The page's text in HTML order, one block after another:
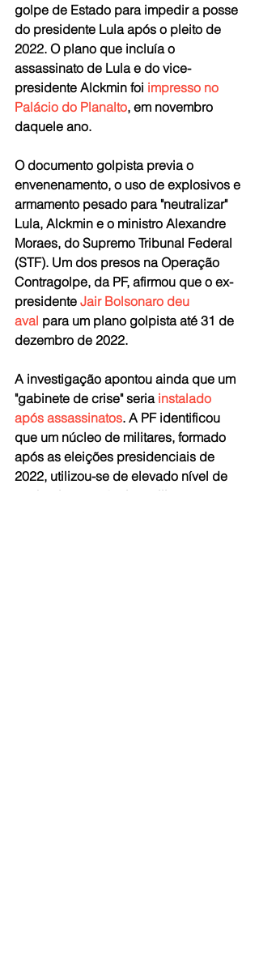
golpe de Estado para impedir a posse
do presidente Lula após o pleito de
2022. O plano que incluía o
assassinato de Lula e do vice-
presidente Alckmin foi impresso no
Palácio do Planalto, em novembro
daquele ano.
O documento golpista previa o
envenenamento, o uso de explosivos e
armamento pesado para "neutralizar"
Lula, Alckmin e o ministro Alexandre
Moraes, do Supremo Tribunal Federal
(STF). Um dos presos na Operação
Contragolpe, da PF, afirmou que o ex-
presidente Jair Bolsonaro deu
aval para um plano golpista até 31 de
dezembro de 2022.
A investigação apontou ainda que um
"gabinete de crise" seria instalado
após assassinatos. A PF identificou
que um núcleo de militares, formado
após as eleições presidenciais de
2022, utilizou-se de elevado nível de
conhecimento técnico-militar para